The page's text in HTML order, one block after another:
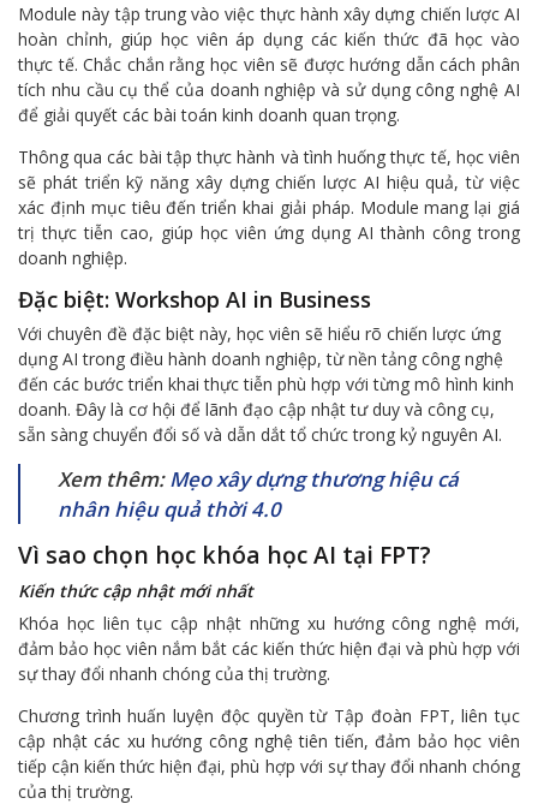
Module này tập trung vào việc thực hành xây dựng chiến lược AI
hoàn chỉnh, giúp học viên áp dụng các kiến thức đã học vào
thực tế. Chắc chắn rằng học viên sẽ được hướng dẫn cách phân
tích nhu cầu cụ thể của doanh nghiệp và sử dụng công nghệ AI
để giải quyết các bài toán kinh doanh quan trọng.
Thông qua các bài tập thực hành và tình huống thực tế, học viên
sẽ phát triển kỹ năng xây dựng chiến lược AI hiệu quả, từ việc
xác định mục tiêu đến triển khai giải pháp. Module mang lại giá
trị thực tiễn cao, giúp học viên ứng dụng AI thành công trong
doanh nghiệp.
Đặc biệt: Workshop AI in Business
Với chuyên đề đặc biệt này, học viên sẽ hiểu rõ chiến lược ứng
dụng AI trong điều hành doanh nghiệp, từ nền tảng công nghệ
đến các bước triển khai thực tiễn phù hợp với từng mô hình kinh
doanh. Đây là cơ hội để lãnh đạo cập nhật tư duy và công cụ,
sẵn sàng chuyển đổi số và dẫn dắt tổ chức trong kỷ nguyên AI.
Xem thêm:Mẹo xây dựng thương hiệu cá
nhân hiệu quả thời 4.0
Vì sao chọn học khóa học AI tại FPT?
Kiến thức cập nhật mới nhất
Khóa học liên tục cập nhật những xu hướng công nghệ mới,
đảm bảo học viên nắm bắt các kiến thức hiện đại và phù hợp với
sự thay đổi nhanh chóng của thị trường.
Chương trình huấn luyện độc quyền từ Tập đoàn FPT, liên tục
cập nhật các xu hướng công nghệ tiên tiến, đảm bảo học viên
tiếp cận kiến thức hiện đại, phù hợp với sự thay đổi nhanh chóng
của thị trường.